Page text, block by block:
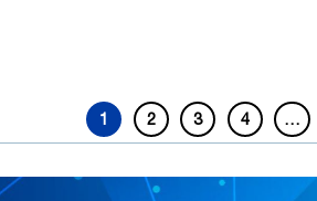
1 2 3 4 …